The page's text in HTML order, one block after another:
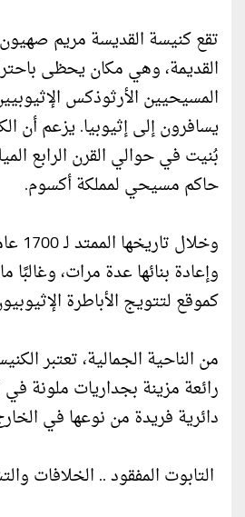
تقع كنيسة القديسة مريم
القديمة، وهي مكان يحظى
المسيحيين الأرثوذكس
يسافرون إلى إثيوبيا. يزعم أن
بُنيت في حوالي القرن الرابع
حاكم مسيحي لمملكة أكسوم.
وإعادة بنائها عدة مرات،
كموقع لتتويج الأباطرة
من الناحية الجمالية، تعتبر
رائعة مزينة بجداريات ملونة
دائرية فريدة من نوعها في
التابوت المفقود .. الخلافات